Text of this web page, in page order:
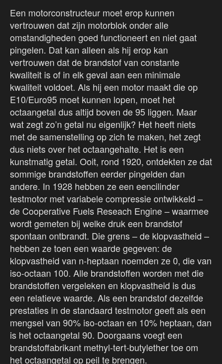
Een motorconstructeur moet erop kunnen
vertrouwen dat zijn motorblok onder alle
omstandigheden goed functioneert en niet gaat
pingelen. Dat kan alleen als hij erop kan
vertrouwen dat de brandstof van constante
kwaliteit is of in elk geval aan een minimale
kwaliteit voldoet. Als hij een motor maakt die op
E10/Euro95 moet kunnen lopen, moet het
octaangetal dus altijd boven de 95 liggen. Maar
wat zegt zo’n getal nu eigenlijk? Het heeft niets
met de samenstelling op zich te maken, het zegt
dus niets over het octaangehalte. Het is een
kunstmatig getal. Ooit, rond 1920, ontdekten ze dat
sommige brandstoffen eerder pingelden dan
andere. In 1928 hebben ze een eencilinder
testmotor met variabele compressie ontwikkeld –
de Cooperative Fuels Reseach Engine – waarmee
wordt gemeten bij welke druk een brandstof
spontaan ontbrandt. Die grens – de klopvastheid –
hebben ze toen een waarde gegeven: de
klopvastheid van n-heptaan noemden ze 0, die van
iso-octaan 100. Alle brandstoffen worden met die
brandstoffen vergeleken en klopvastheid is dus
een relatieve waarde. Als een brandstof dezelfde
prestaties in de standaard testmotor geeft als een
mengsel van 90% iso-octaan en 10% heptaan, dan
is het octaangetal 90. Doorgaans voegt een
brandstoffabrikant methyl-tert-butylether toe om
het octaangetal op peil te brengen.